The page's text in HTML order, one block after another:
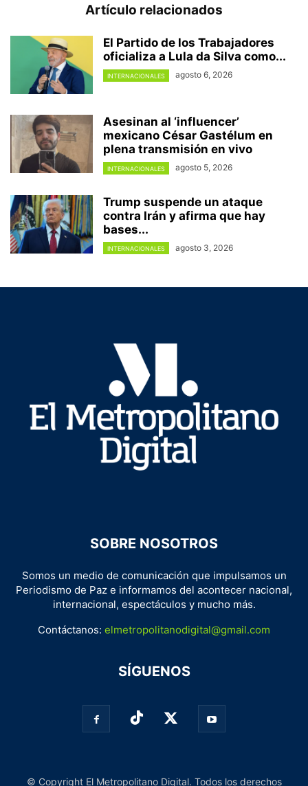
Artículo relacionados
El Partido de los Trabajadores
oficializa a Lula da Silva como...
INTERNACIONALES agosto 6, 2026
Asesinan al ‘influencer’
mexicano César Gastélum en
plena transmisión en vivo
INTERNACIONALES agosto 5, 2026
Trump suspende un ataque
contra Irán y afirma que hay
bases...
INTERNACIONALES agosto 3, 2026
SOBRE NOSOTROS
Somos un medio de comunicación que impulsamos un
Periodismo de Paz e informamos del acontecer nacional,
internacional, espectáculos y mucho más.
Contáctanos: elmetropolitanodigital@gmail.com
SÍGUENOS
© Copyright El Metropolitano Digital. Todos los derechos